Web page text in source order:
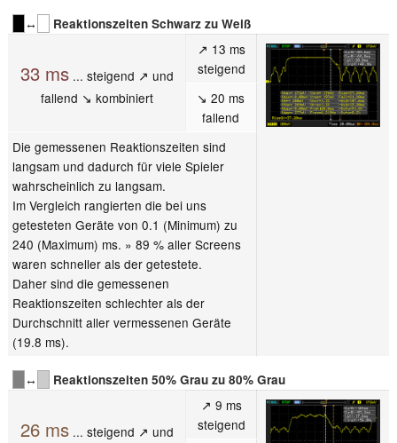
↔
Reaktionszeiten Schwarz zu Weiß
33 ms... steigend ↗ und
fallend ↘ kombiniert
↗ 13 ms
steigend
↘ 20 ms
fallend
Die gemessenen Reaktionszeiten sind
langsam und dadurch für viele Spieler
wahrscheinlich zu langsam.
Im Vergleich rangierten die bei uns
getesteten Geräte von 0.1 (Minimum) zu
240 (Maximum) ms. » 89 % aller Screens
waren schneller als der getestete.
Daher sind die gemessenen
Reaktionszeiten schlechter als der
Durchschnitt aller vermessenen Geräte
(19.8 ms).
↔ Reaktionszeiten 50% Grau zu 80% Grau
26 ms... steigend ↗ und
↗ 9 ms
steigend